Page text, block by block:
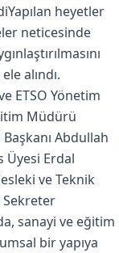
heyetler
neticesinde
alındı.
ETSO Yönetim
Müdürü
Abdullah
Üyesi Erdal
ve Teknik
Sekreter
sanayi ve eğitim
bir yapıya